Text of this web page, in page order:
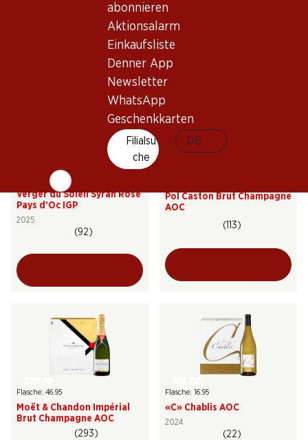
abonnieren
Aktionsalarm
Einkaufsliste
Denner App
Newsletter
WhatsApp
Geschenkkarten
Filialsu
che
DE
2025
Flasche: 3.50
Verger du Soleil Syrah Rosé
Pays d’Oc IGP
2025
(92)
Pol Caston Brut Champagne
AOC
(113)
Flasche: 46.95
Moët & Chandon Impérial
Brut Champagne AOC
(293)
Flasche: 16.95
«C» Chablis AOC
2024
(22)